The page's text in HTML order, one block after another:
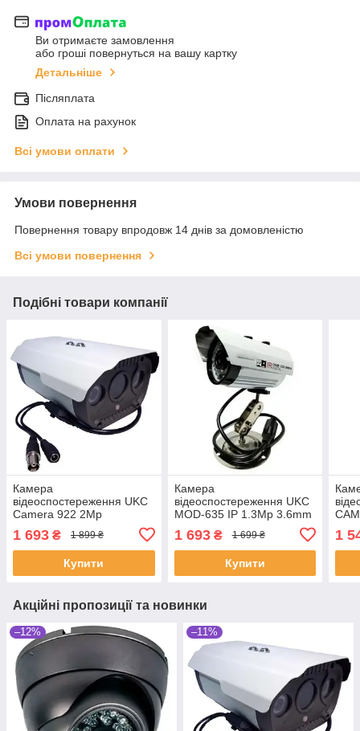
Ви отримаєте замовлення
або гроші повернуться на вашу картку
Детальніше
Післяплата
Оплата на рахунок
Всі умови оплати
Умови повернення
Повернення товару впродовж 14 днів за домовленістю
Всі умови повернення
Подібні товари компанії
Камера
відеоспостереження UKC
Camera 922 2Mp
1 693 ₴ 1 899 ₴
Купити
Камера
відеоспостереження UKC
MOD-635 IP 1.3Mp 3.6mm
1 693₴ 1 699 ₴
Купити
1
Акційні пропозиції та новинки
–12% –11%